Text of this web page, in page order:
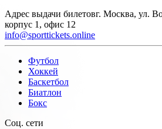
Адрес выдачи билетовг. Москва, ул.
корпус 1, офис 12
info@sporttickets.online
Футбол
Хоккей
Баскетбол
Биатлон
Бокс
Соц. сети